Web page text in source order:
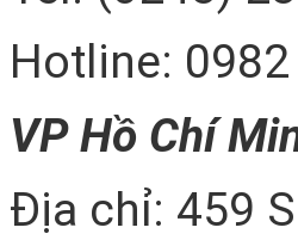
Hotline:
VP Hồ
Địa chỉ: 459